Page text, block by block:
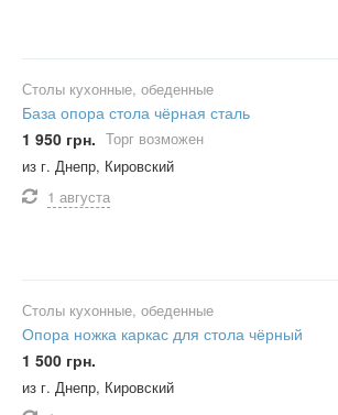
Столы кухонные, обеденные
База опора стола чёрная сталь
1 950 грн. Торг возможен
из г. Днепр, Кировский
1 августа
Столы кухонные, обеденные
Опора ножка каркас для стола чёрный
1 500 грн.
из г. Днепр, Кировский